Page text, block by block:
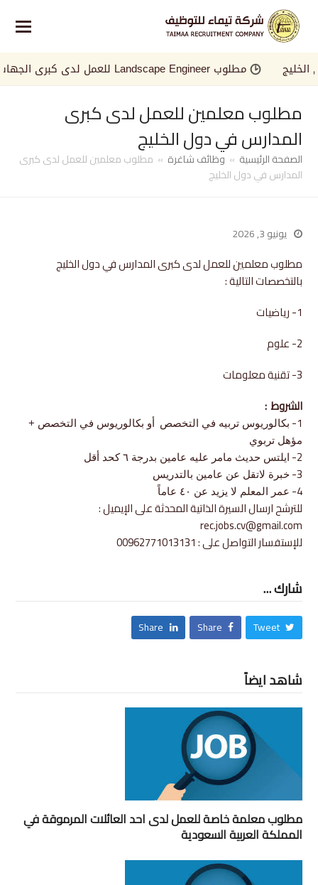
مطلوب Landscape Engineer للعمل لدى كبرى الجهات في الخليج
مطلوب معلمين للعمل لدى كبرى
المدارس في دول الخليج
الصفحة الرئيسية » وظائف شاغرة » مطلوب معلمين للعمل لدى كبرى
المدارس في دول الخليج
يونيو 3, 2026
مطلوب معلمين للعمل لدى كبرى المدارس في دول الخليج
بالتخصصات التالية :
1- رياضيات
2- علوم
3- تقنية معلومات
الشروط:
1-
بكالوريوس تربيه في التخصص أو بكالوريوس في التخصص +
مؤهل تربوي
2- ايلتس حديث مامر عليه عامين بدرجة ٦ كحد أقل
3- خبرة لاتقل عن عامين بالتدريس
4- عمر المعلم لا يزيد عن ٤٠ عاماً
للترشح ارسال السيرة الذاتية المحدثة على الإيميل :
rec.jobs.cv@gmail.com
للإستفسار التواصل على : 00962771013131
شارك ...
Tweet
Share
Share
شاهد ايضاً
مطلوب معلمة خاصة للعمل لدى احد العائلات المرموقة في
المملكة العربية السعودية